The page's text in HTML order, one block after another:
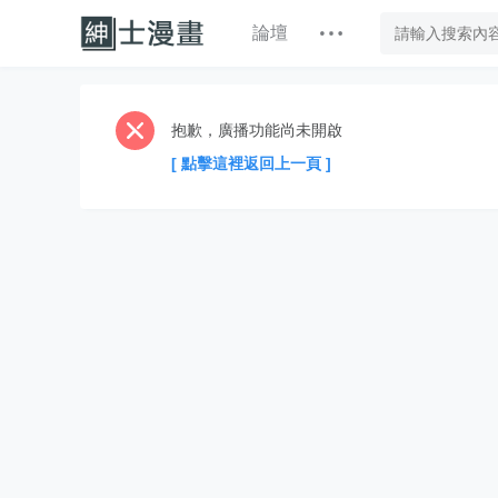
論壇
抱歉，廣播功能尚未開啟
[ 點擊這裡返回上一頁 ]